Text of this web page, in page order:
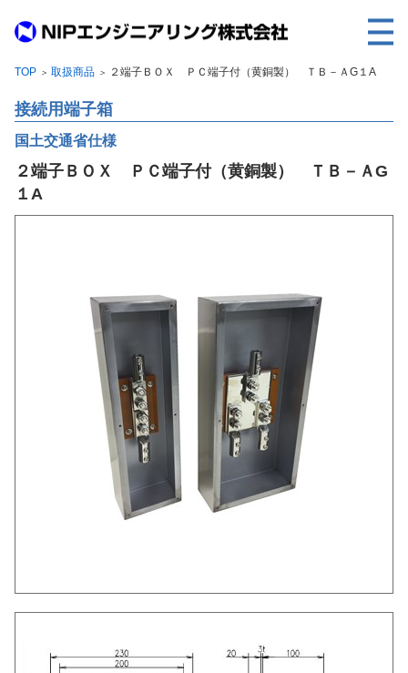
事業内容
各種実績
ご利用に際して
建設サイト・シリーズの 個人データの共同利用について
個人情報保護方針
TOP ＞ 取扱商品 ＞ ２端子ＢＯＸ ＰＣ端子付（黄銅製） ＴＢ－ＡG１A
接続用端子箱
国土交通省仕様
２端子ＢＯＸ ＰＣ端子付（黄銅製） ＴＢ－ＡG
１A